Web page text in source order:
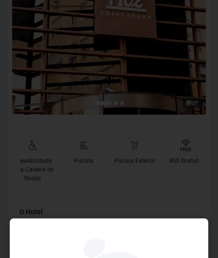
27
Acessibilidade
para Cadeira de
Rodas
Piscina Piscina Exterior Wifi Gratuito
O Hotel